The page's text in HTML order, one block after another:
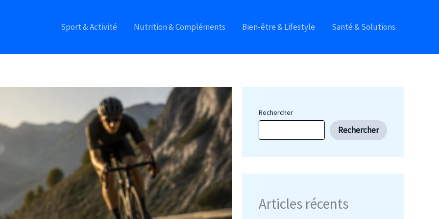
Sport & Activité Nutrition & Compléments Bien-être & Lifestyle Santé & Solutions
Rechercher
Rechercher
Articles récents